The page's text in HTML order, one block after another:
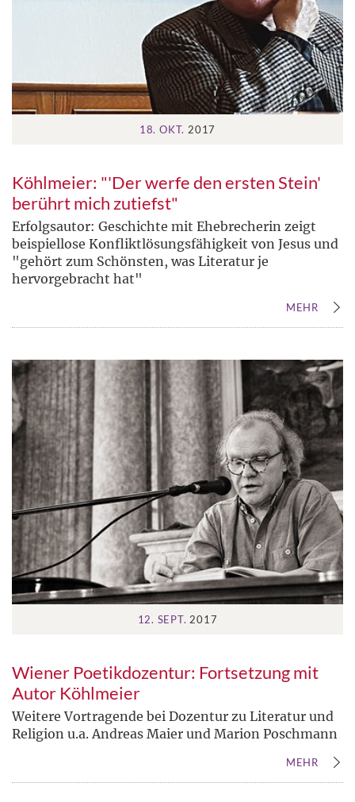
18. OKT. 2017
Köhlmeier: "'Der werfe den ersten Stein'
berührt mich zutiefst"
Erfolgsautor: Geschichte mit Ehebrecherin zeigt
beispiellose Konfliktlösungsfähigkeit von Jesus und
"gehört zum Schönsten, was Literatur je
hervorgebracht hat"
MEHR
12. SEPT. 2017
Wiener Poetikdozentur: Fortsetzung mit
Autor Köhlmeier
Weitere Vortragende bei Dozentur zu Literatur und
Religion u.a. Andreas Maier und Marion Poschmann
MEHR